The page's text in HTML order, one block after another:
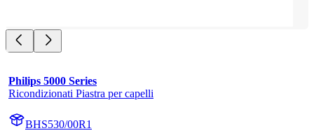
Philips 5000 Series
Ricondizionati Piastra per capelli
BHS530/00R1